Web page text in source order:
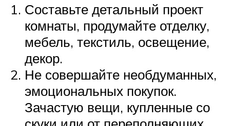
Составьте детальный проект
комнаты, продумайте отделку,
мебель, текстиль, освещение,
декор.
Не совершайте необдуманных,
эмоциональных покупок.
Зачастую вещи, купленные со